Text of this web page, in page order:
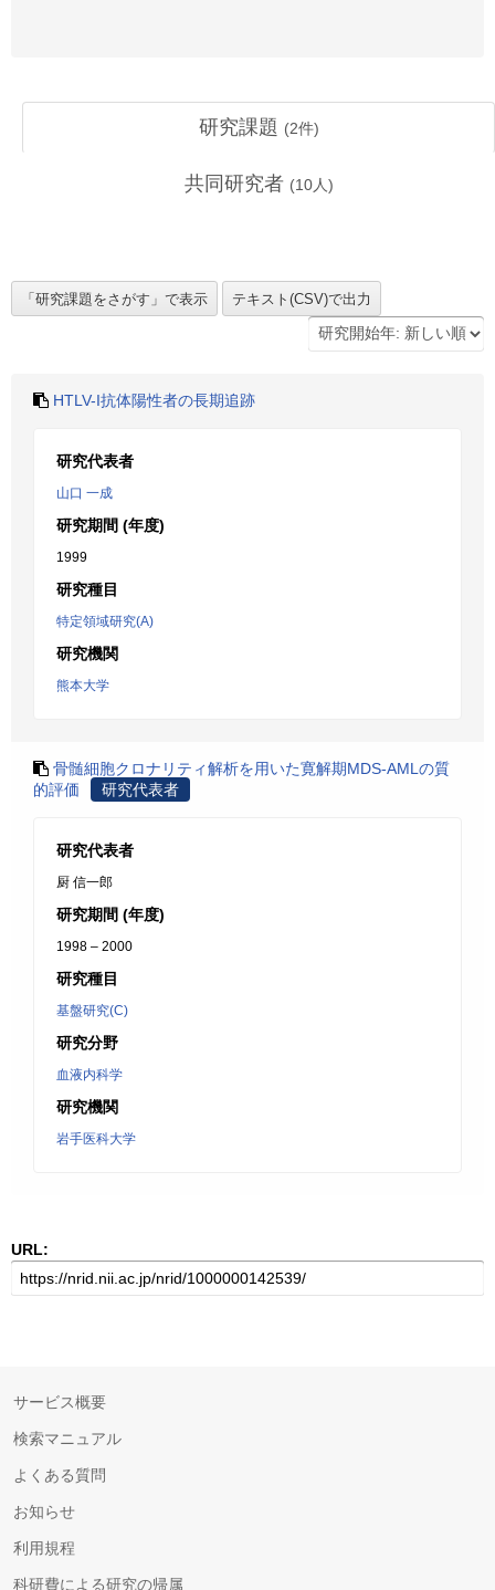
研究課題 (2件)
共同研究者 (10人)
HTLV-I抗体陽性者の長期追跡
研究代表者
山口 一成
研究期間 (年度)
1999
研究種目
特定領域研究(A)
研究機関
熊本大学
骨髄細胞クロナリティ解析を用いた寛解期MDS-AMLの質
的評価
研究代表者
研究代表者
厨 信一郎
研究期間 (年度)
1998 – 2000
研究種目
基盤研究(C)
研究分野
血液内科学
研究機関
岩手医科大学
URL:
サービス概要
検索マニュアル
よくある質問
お知らせ
利用規程
科研費による研究の帰属